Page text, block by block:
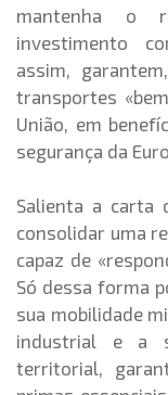
mantenha o
investimento
assim,
transportes
União, em
segurança da
Salienta a carta
consolidar uma
capaz de
Só dessa forma
sua mobilidade
industrial e a
territorial,